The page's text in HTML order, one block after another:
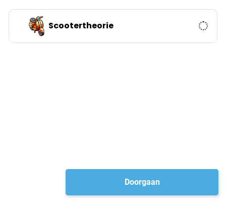
Scootertheorie
Doorgaan